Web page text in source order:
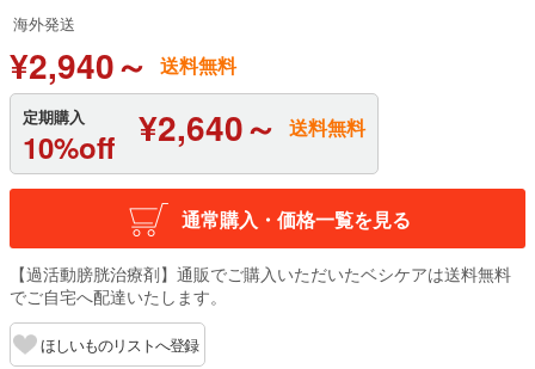
海外発送
¥2,940～ 送料無料
定期購入
10%off ¥2,640～ 送料無料
通常購入・価格一覧を見る
【過活動膀胱治療剤】通販でご購入いただいたベシケアは送料無料
でご自宅へ配達いたします。
ほしいものリストへ登録